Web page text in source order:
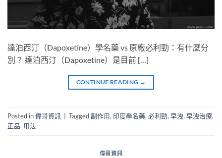
達泊西汀（Dapoxetine）學名藥 vs 原廠必利勁：有什麼分
別？ 達泊西汀（Dapoxetine）是目前 […]
CONTINUE READING →
Posted in偉哥資訊 Tagged副作用, 印度學名藥, 必利勁, 早洩, 早洩治療,
正品, 用法
偉哥資訊